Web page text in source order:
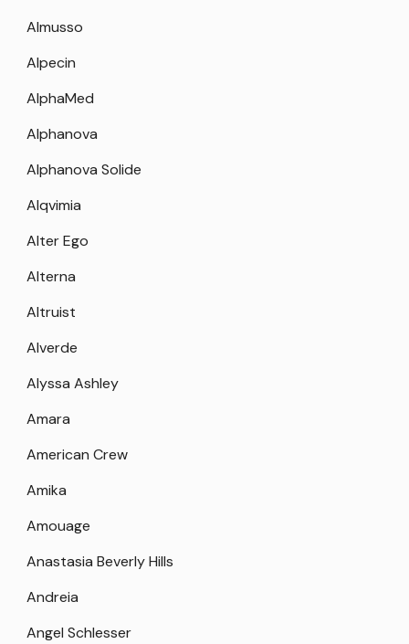
Almusso
Alpecin
AlphaMed
Alphanova
Alphanova Solide
Alqvimia
Alter Ego
Alterna
Altruist
Alverde
Alyssa Ashley
Amara
American Crew
Amika
Amouage
Anastasia Beverly Hills
Andreia
Angel Schlesser